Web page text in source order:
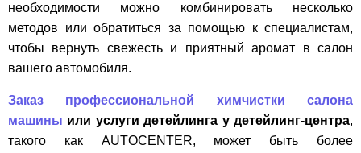
необходимости можно комбинировать несколько
методов или обратиться за помощью к специалистам,
чтобы вернуть свежесть и приятный аромат в салон
вашего автомобиля.
Заказ профессиональной химчистки салона
машины или услуги детейлинга у детейлинг-центра,
такого как AUTOCENTER, может быть более